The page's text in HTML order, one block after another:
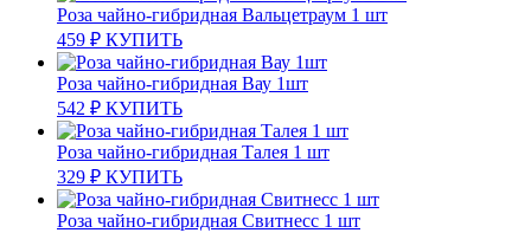
Роза чайно-гибридная Вальцетраум 1 шт
459 ₽ КУПИТЬ
Роза чайно-гибридная Вау 1шт
542 ₽ КУПИТЬ
Роза чайно-гибридная Талея 1 шт
329 ₽ КУПИТЬ
Роза чайно-гибридная Свитнесс 1 шт